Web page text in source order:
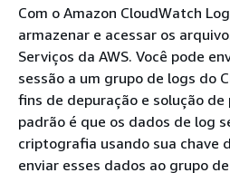
Com o Amazon CloudWatch
armazenar e acessar os
Serviços da AWS. Você pode
sessão a um grupo de logs do
fins de depuração e solução de
padrão é que os dados de log
criptografia usando sua chave
enviar esses dados ao grupo